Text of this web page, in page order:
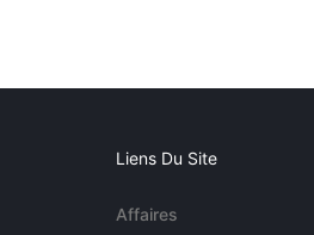
Liens Du Site
Affaires